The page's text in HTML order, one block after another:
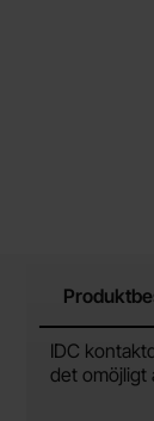
IDC
det omöjligt